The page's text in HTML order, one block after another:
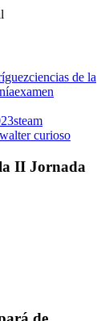
ciencias de la
examen
steam
walter curioso
II Jornada